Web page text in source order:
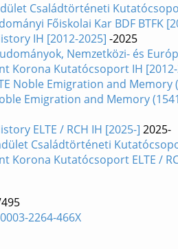
Családtörténeti
Főiskolai Kar BDF BTFK
IH [2012-2025] -2025
Nemzetközi- és
Korona Kutatócsoport IH
Noble Emigration and Memory
Emigration and Memory
ELTE / RCH IH [2025-] 2025-
Családtörténeti
Korona Kutatócsoport ELTE /
2264-466X